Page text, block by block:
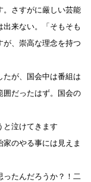
。さすがに厳しい芸能
来ない。「そもそも
が、崇高な理念を持つ
たが、国会中は番組は
囲だったはず。国会の
と泣けてきます
家のやる事には見えま
ったんだろうか？！二